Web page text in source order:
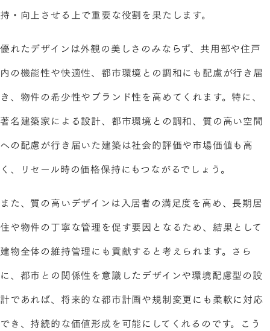
持・向上させる上で重要な役割を果たします。
優れたデザインは外観の美しさのみならず、共用部や住戸
内の機能性や快適性、都市環境との調和にも配慮が行き届
き、物件の希少性やブランド性を高めてくれます。特に、
著名建築家による設計、都市環境との調和、質の高い空間
への配慮が行き届いた建築は社会的評価や市場価値も高
く、リセール時の価格保持にもつながるでしょう。
また、質の高いデザインは入居者の満足度を高め、長期居
住や物件の丁寧な管理を促す要因となるため、結果として
建物全体の維持管理にも貢献すると考えられます。さら
に、都市との関係性を意識したデザインや環境配慮型の設
計であれば、将来的な都市計画や規制変更にも柔軟に対応
でき、持続的な価値形成を可能にしてくれるのです。こう